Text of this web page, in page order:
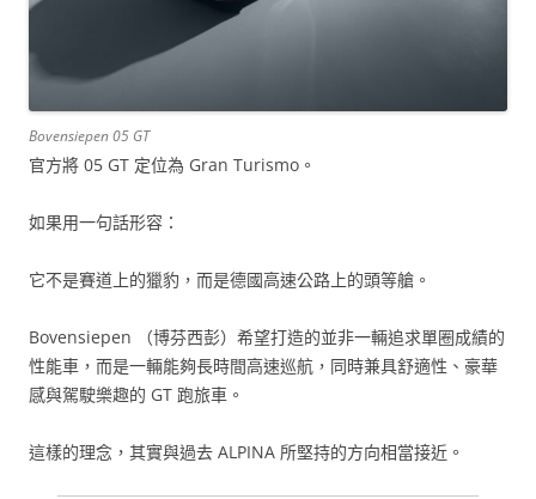
Bovensiepen 05 GT
官方將 05 GT 定位為 Gran Turismo。
如果用一句話形容：
它不是賽道上的獵豹，而是德國高速公路上的頭等艙。
Bovensiepen （博芬西彭）希望打造的並非一輛追求單圈成績的
性能車，而是一輛能夠長時間高速巡航，同時兼具舒適性、豪華
感與駕駛樂趣的 GT 跑旅車。
這樣的理念，其實與過去 ALPINA 所堅持的方向相當接近。